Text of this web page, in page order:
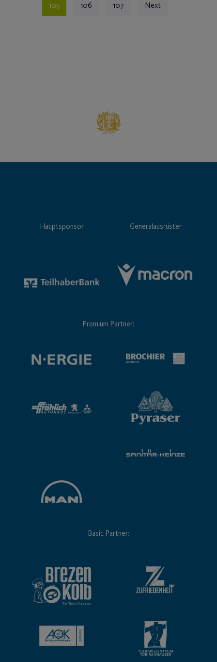
105 106 107 Next
Hauptsponsor Generalausrüster
Premium Partner:
Basic Partner: